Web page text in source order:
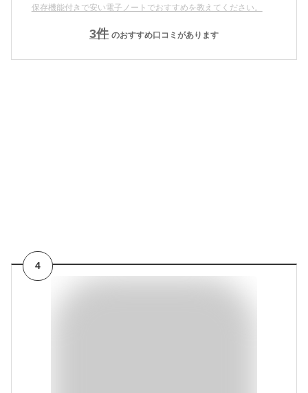
保存機能付きで安い電子ノートでおすすめを教えてください。
3件 のおすすめ口コミがあります
4